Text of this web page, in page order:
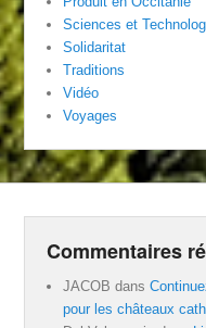
Sciences et
Solidaritat
Traditions
Vidéo
Voyages
Commentaires
JACOB dans
pour les châteaux